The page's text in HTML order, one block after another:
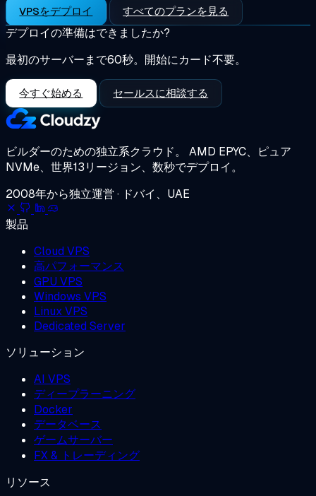
VPSをデプロイ すべてのプランを見る
デプロイの準備はできましたか?
最初のサーバーまで60秒。開始にカード不要。
今すぐ始める セールスに相談する
ビルダーのための独立系クラウド。 AMD EPYC、ピュア
NVMe、世界13リージョン、数秒でデプロイ。
2008年から独立運営 · ドバイ、UAE
製品
Cloud VPS
高パフォーマンス
GPU VPS
Windows VPS
Linux VPS
Dedicated Server
ソリューション
AI VPS
ディープラーニング
Docker
データベース
ゲームサーバー
FX & トレーディング
リソース